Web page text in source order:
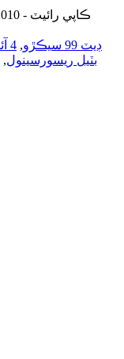
© ڪاپي رائيٽ - 2010-2022: سڀ حق محفوظ آهن.
ڊيٽ 99 سيڪڙو
, 4 آئسوپروپيل 3 ميٿيل فينول
بٽيل ريسورسينول,